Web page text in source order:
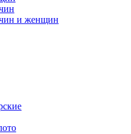
и женщин